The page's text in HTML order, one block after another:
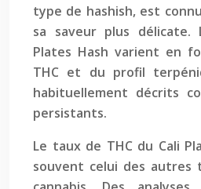
type de hashish, est
sa saveur plus délicate.
Plates Hash varient en
THC et du profil
habituellement décrits
persistants.
Le taux de THC du Cali
souvent celui des autres